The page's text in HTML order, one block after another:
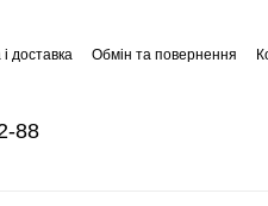
доставка Обмін та повернення
88